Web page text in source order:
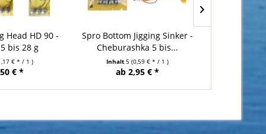
Head HD 90 -
bis 28 g
€ * / 1 )
€ *
Spro Bottom Jigging Sinker -
Cheburashka 5 bis...
Inhalt 5 (0,59 € * / 1 )
ab 2,95 € *